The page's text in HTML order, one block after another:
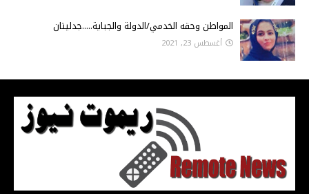
المواطن وحقه الخدمي/الدولة والجباية.....جدليتان
أغسطس 23, 2021